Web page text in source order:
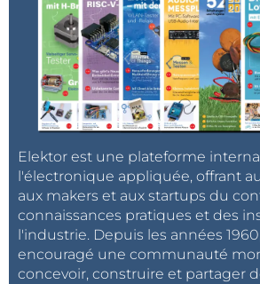
Elektor est une plateforme
l'électronique appliquée, offrant
aux makers et aux startups du
connaissances pratiques et des
l'industrie. Depuis les années
encouragé une communauté
concevoir, construire et partager